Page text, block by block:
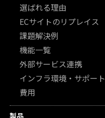
選ばれる理由
ECサイトのリプレイス
課題解決例
機能一覧
外部サービス連携
インフラ環境・サポート
費用
製品